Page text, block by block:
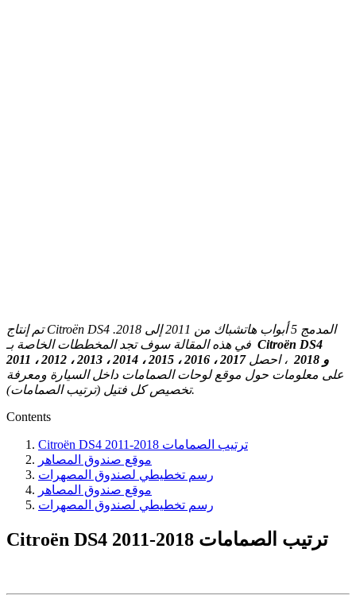
تم إنتاج Citroën DS4 المدمج 5 أبواب هاتشباك من 2011 إلى 2018.
Citroën DS4
2011 ، 2012 ، 2013 ، 2014 ، 2015 ، 2016 ، 2017 و 2018
، احصل
على معلومات حول موقع لوحات الصمامات داخل السيارة ومعرفة
تخصيص كل فتيل (ترتيب الصمامات).
Contents
Citroën DS4 2011-2018 ترتيب الصمامات
موقع صندوق المصاهر
رسم تخطيطي لصندوق المصهرات
موقع صندوق المصاهر
رسم تخطيطي لصندوق المصهرات
Citroën DS4 2011-2018 ترتيب الصمامات